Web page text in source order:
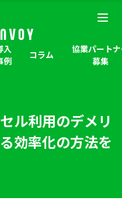
入
例
コラム
協業パート
募集
ル利用のデメリ
効率化の方法を